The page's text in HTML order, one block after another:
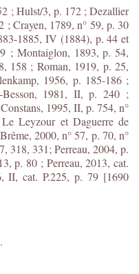
; Hulst/3, p. 172 ; Dezallier
; Crayen, 1789, n° 59, p. 30
1885, IV (1884), p. 44 et
; Montaiglon, 1893, p. 54,
158 ; Roman, 1919, p. 25,
1956, p. 185-186 ;
1981, II, p. 240 ;
1995, II, p. 754, n°
Leyzour et Daguerre de
2000, n° 57, p. 70, n°
318, 331; Perreau, 2004, p.
p. 80 ; Perreau, 2013, cat.
II, cat. P.225, p. 79 [1690